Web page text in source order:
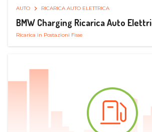
AUTO RICARICA AUTO ELETTRICA
BMW Charging Ricarica Auto
Ricarica in Postazioni Fisse